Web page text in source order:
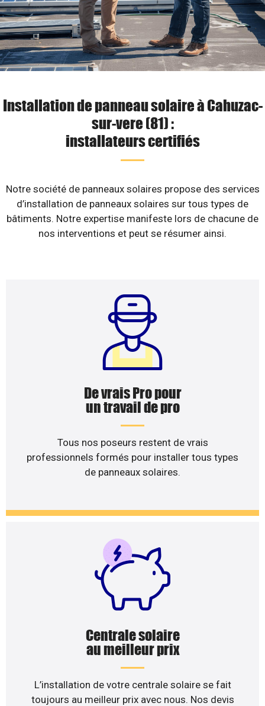
Installation de panneau solaire à Cahuzac-
sur-vere (81) :
installateurs certifiés
Notre société de panneaux solaires propose des services
d’installation de panneaux solaires sur tous types de
bâtiments. Notre expertise manifeste lors de chacune de
nos interventions et peut se résumer ainsi.
De vrais Pro pour
un travail de pro
Tous nos poseurs restent de vrais
professionnels formés pour installer tous types
de panneaux solaires.
Centrale solaire
au meilleur prix
L’installation de votre centrale solaire se fait
toujours au meilleur prix avec nous. Nos devis